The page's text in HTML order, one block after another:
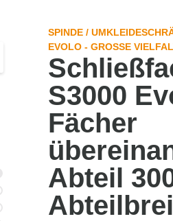
SPINDE /
EVOLO - GROSSE VIELFALT
S3000
Fächer
Abteil